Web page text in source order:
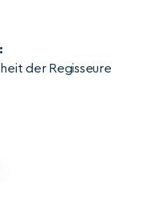
der Regisseure